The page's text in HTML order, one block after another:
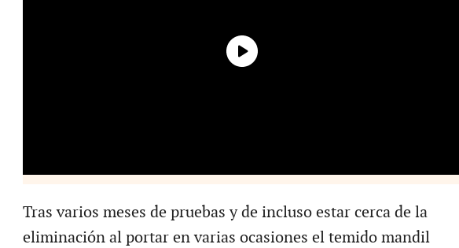
Tras varios meses de pruebas y de incluso estar cerca de la
eliminación al portar en varias ocasiones el temido mandil